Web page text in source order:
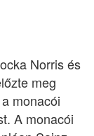
Norris és
meg
monacói
A monacói